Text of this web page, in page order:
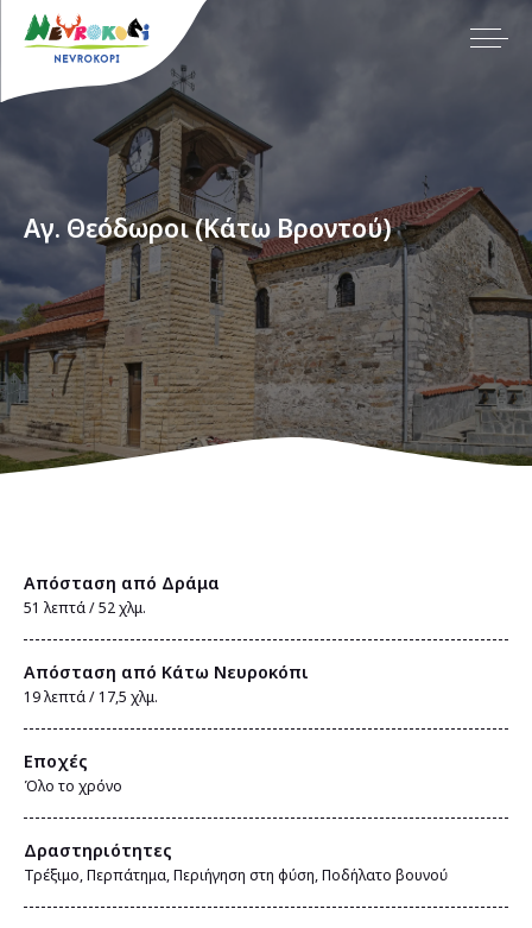
Aγ. Θεόδωροι (Κάτω Βροντού)
Απόσταση από Δράμα
51 λεπτά / 52 χλμ.
Απόσταση από Κάτω Νευροκόπι
19 λεπτά / 17,5 χλμ.
Εποχές
Όλο το χρόνο
Δραστηριότητες
Τρέξιμο, Περπάτημα, Περιήγηση στη φύση, Ποδήλατο βουνού